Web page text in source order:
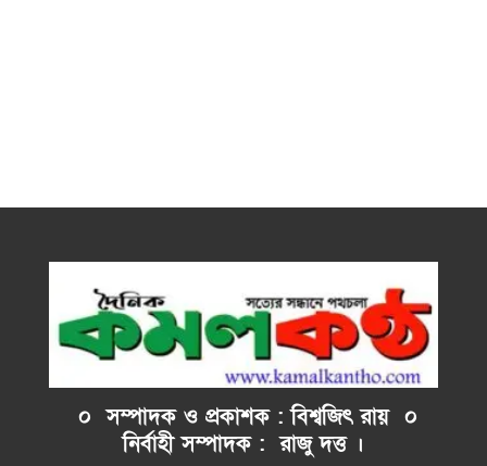
০ সম্পাদক ও প্রকাশক : বিশ্বজিৎ রায় ০
নির্বাহীসম্পাদক : রাজু দত্ত ।